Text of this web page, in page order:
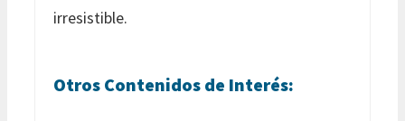
irresistible.
Otros Contenidos de Interés: